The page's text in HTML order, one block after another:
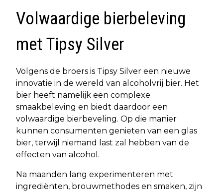
Volwaardige bierbeleving
met Tipsy Silver
Volgens de broers is Tipsy Silver een nieuwe
innovatie in de wereld van alcoholvrij bier. Het
bier heeft namelijk een complexe
smaakbeleving en biedt daardoor een
volwaardige bierbeveling. Op die manier
kunnen consumenten genieten van een glas
bier, terwijl niemand last zal hebben van de
effecten van alcohol.
Na maanden lang experimenteren met
ingrediënten, brouwmethodes en smaken, zijn